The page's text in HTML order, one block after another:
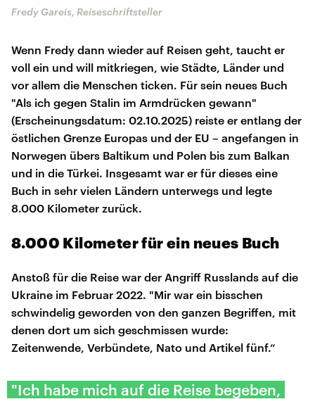
Fredy Gareis, Reiseschriftsteller
Wenn Fredy dann wieder auf Reisen geht, taucht er
voll ein und will mitkriegen, wie Städte, Länder und
vor allem die Menschen ticken. Für sein neues Buch
"Als ich gegen Stalin im Armdrücken gewann"
(Erscheinungsdatum: 02.10.2025) reiste er entlang der
östlichen Grenze Europas und der EU – angefangen in
Norwegen übers Baltikum und Polen bis zum Balkan
und in die Türkei. Insgesamt war er für dieses eine
Buch in sehr vielen Ländern unterwegs und legte
8.000 Kilometer zurück.
8.000 Kilometer für ein neues Buch
Anstoß für die Reise war der Angriff Russlands auf die
Ukraine im Februar 2022. "Mir war ein bisschen
schwindelig geworden von den ganzen Begriffen, mit
denen dort um sich geschmissen wurde:
Zeitenwende, Verbündete, Nato und Artikel fünf.“
"Ich habe mich auf die Reise begeben,